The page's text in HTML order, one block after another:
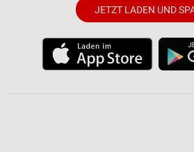
JETZT LADEN UND